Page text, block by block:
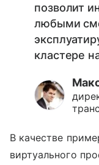
позволит
любыми
кластере
В качестве
виртуального